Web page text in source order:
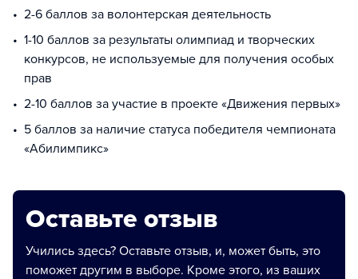
2-6 баллов за волонтерская деятельность
1-10 баллов за результаты олимпиад и творческих
конкурсов, не используемые для получения особых
прав
2-10 баллов за участие в проекте «Движения первых»
5 баллов за наличие статуса победителя чемпионата
«Абилимпикс»
Оставьте отзыв
Учились здесь? Оставьте отзыв, и, может быть, это
поможет другим в выборе. Кроме этого, из ваших